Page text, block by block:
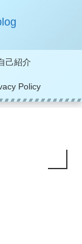
己紹介
Policy